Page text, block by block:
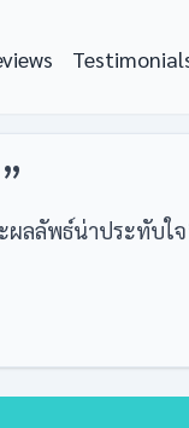
ผลลัพธ์น่าประทับใ